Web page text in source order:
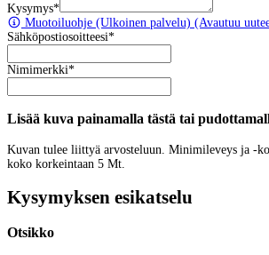
Kysymys*
Muotoiluohje (Ulkoinen palvelu) (Avautuu
Sähköpostiosoitteesi*
Nimimerkki*
Lisää kuva painamalla tästä tai
Kuvan tulee liittyä arvosteluun. Minimileveys ja -
koko korkeintaan 5 Mt.
Kysymyksen esikatselu
Otsikko